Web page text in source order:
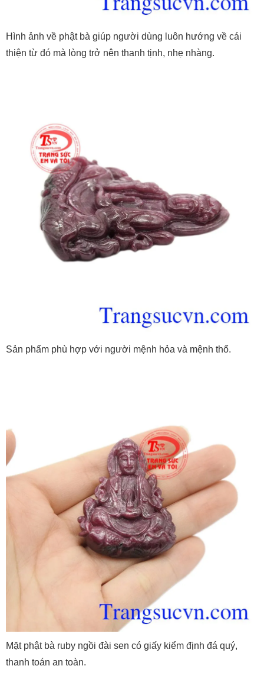
Hình ảnh về phật bà giúp người dùng luôn hướng về cái
thiện từ đó mà lòng trở nên thanh tịnh, nhẹ nhàng.
Sản phẩm phù hợp với người mệnh hỏa và mệnh thổ.
Mặt phật bà ruby ngồi đài sen có giấy kiểm định đá quý,
thanh toán an toàn.